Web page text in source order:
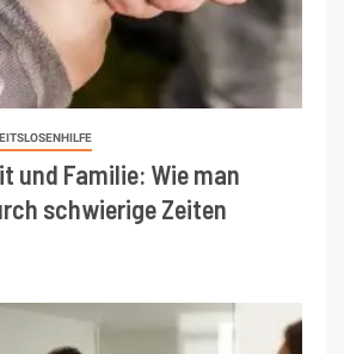
und Familie: Wie man
schwierige Zeiten